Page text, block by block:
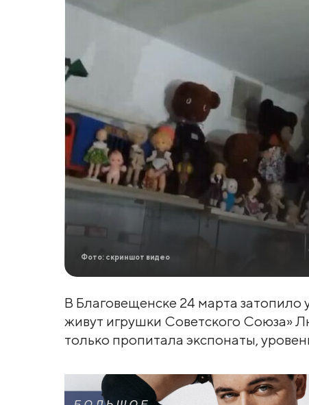
Фото: скриншот видео
В Благовещенске 24 марта
живут игрушки Советского Союза»
только пропитала экспонаты,